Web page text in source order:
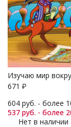
Изучаю мир
671 ₽
604 руб. - более
537 руб. - более
Нет в наличии